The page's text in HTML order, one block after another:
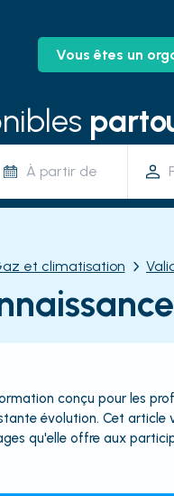
Vous êtes un
À partir de
et climatisation
conçu pour les
évolution. Cet
qu'elle offre aux